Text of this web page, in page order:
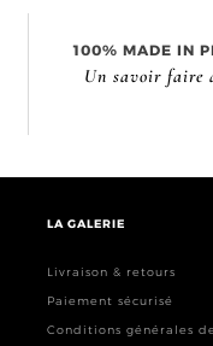
100% MADE IN
Un savoir faire
LA GALERIE
Livraison & retours
Paiement sécurisé
Conditions générales